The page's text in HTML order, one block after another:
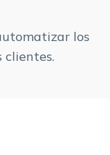
los
clientes.